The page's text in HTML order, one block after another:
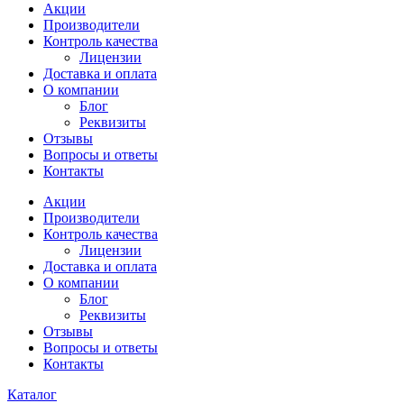
Акции
Производители
Контроль качества
Лицензии
Доставка и оплата
О компании
Блог
Реквизиты
Отзывы
Вопросы и ответы
Контакты
Акции
Производители
Контроль качества
Лицензии
Доставка и оплата
О компании
Блог
Реквизиты
Отзывы
Вопросы и ответы
Контакты
Каталог